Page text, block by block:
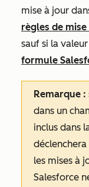
mise à jour
règles de
sauf si la
formule
Remarque :
dans un
inclus dans
les mises à
Salesforce